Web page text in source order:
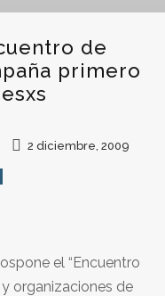
de
primero
2 diciembre, 2009
el “Encuentro
organizaciones de